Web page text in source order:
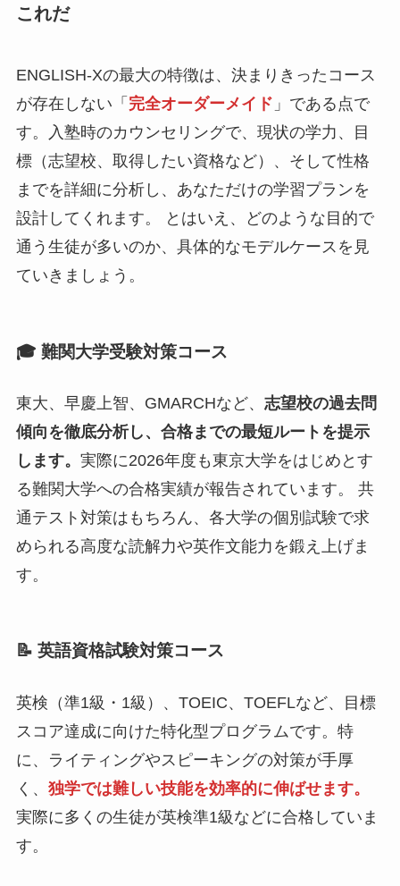
これだ
ENGLISH-Xの最大の特徴は、決まりきったコース
が存在しない「 完全オーダーメイド 」である点で
す。入塾時のカウンセリングで、現状の学力、目
標（志望校、取得したい資格など）、そして性格
までを詳細に分析し、あなただけの学習プランを
設計してくれます。 とはいえ、どのような目的で
通う生徒が多いのか、具体的なモデルケースを見
ていきましょう。
🎓 難関大学受験対策コース
東大、早慶上智、GMARCHなど、 志望校の過去問
傾向を徹底分析し、合格までの最短ルートを提示
します。 実際に2026年度も東京大学をはじめとす
る難関大学への合格実績が報告されています。 共
通テスト対策はもちろん、各大学の個別試験で求
められる高度な読解力や英作文能力を鍛え上げま
す。
📝 英語資格試験対策コース
英検（準1級・1級）、TOEIC、TOEFLなど、目標
スコア達成に向けた特化型プログラムです。特
に、ライティングやスピーキングの対策が手厚
く、 独学では難しい技能を効率的に伸ばせます。
実際に多くの生徒が英検準1級などに合格していま
す。